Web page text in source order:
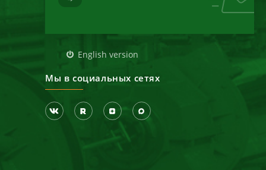
English version
Мы в социальных сетях